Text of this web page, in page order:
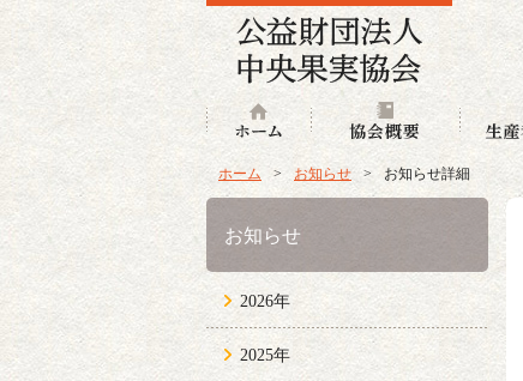
ホーム > お知らせ > お知らせ詳細
お知らせ
2026年
2025年